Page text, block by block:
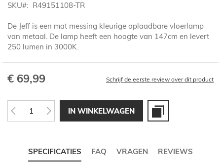
begin
de
afbeeldingen-
gallerij
SKU R49151108-TR
De Jeff is een mat messing kleurige oplaadbare vloerlamp
van metaal. De lamp heeft een hoogte van 147cm en levert
250 lumen in 3000K.
€ 69,99 Schrijf de eerste review over dit product
IN WINKELWAGEN
SPECIFICATIES FAQ VRAGEN REVIEWS